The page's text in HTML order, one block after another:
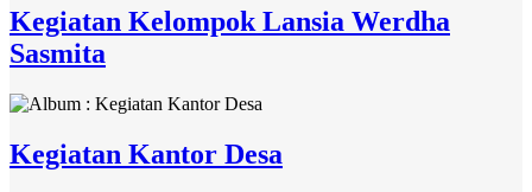
Kegiatan Kelompok Lansia Werdha
Sasmita
Kegiatan Kantor Desa